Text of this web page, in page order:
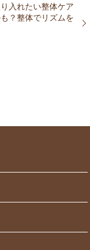
入れたい整体ケア
？整体でリズムを